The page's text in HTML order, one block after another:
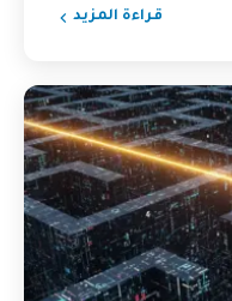
قراءة المزيد